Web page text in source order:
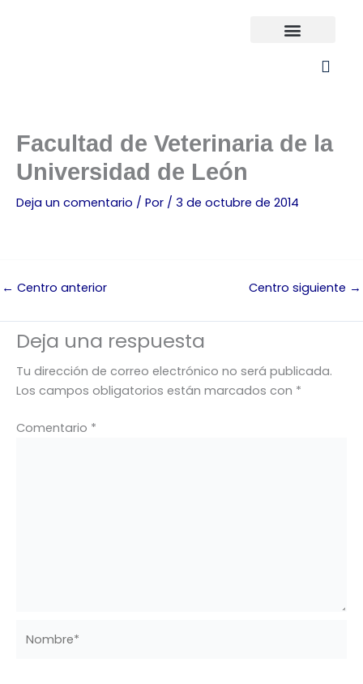
Facultad de Veterinaria de la
Universidad de León
Deja un comentario / Por / 3 de octubre de 2014
← Centro anterior Centro siguiente →
Deja una respuesta
Tu dirección de correo electrónico no será publicada.
Los campos obligatorios están marcados con *
Comentario *